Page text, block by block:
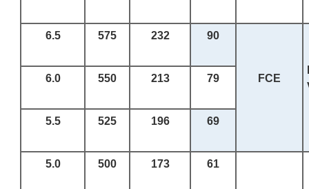
6.5 575 232 90
FCE
6.0 550 213 79
5.5 525 196 69
5.0 500 173 61